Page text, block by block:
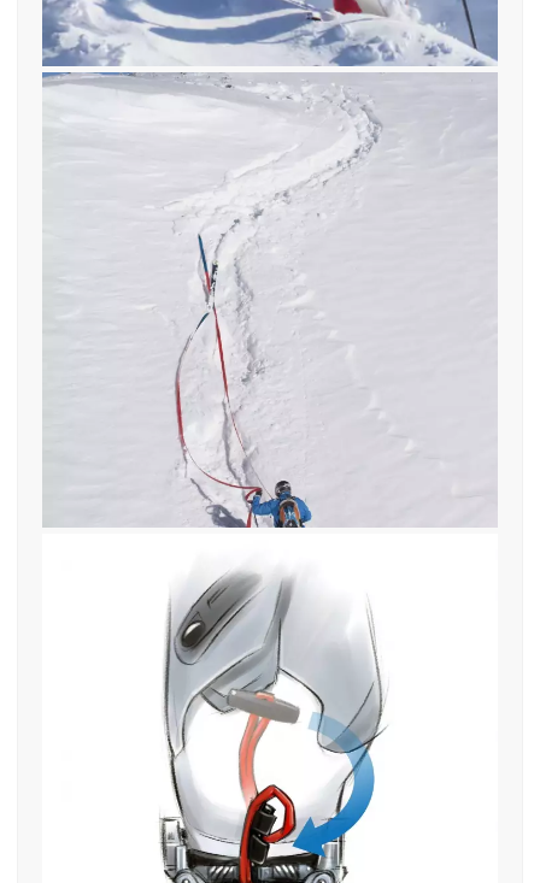
12. Februar 2019
Mit find—me! Nie wieder Ski im
Tiefschnee verlieren
12. Februar 2019
find—me Modell 2019 mit
Gummischlaufe zum einhängen